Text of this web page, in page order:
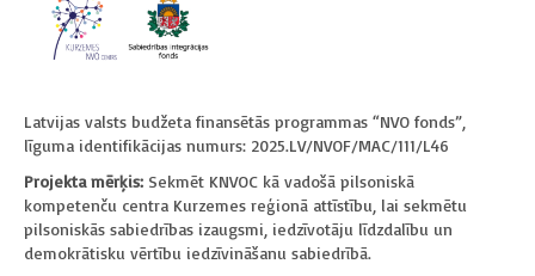
Latvijas valsts budžeta finansētās programmas “NVO fonds”,
līguma identifikācijas numurs: 2025.LV/NVOF/MAC/111/L46
Projekta mērķis: Sekmēt KNVOC kā vadošā pilsoniskā
kompetenču centra Kurzemes reģionā attīstību, lai sekmētu
pilsoniskās sabiedrības izaugsmi, iedzīvotāju līdzdalību un
demokrātisku vērtību iedzīvināšanu sabiedrībā.